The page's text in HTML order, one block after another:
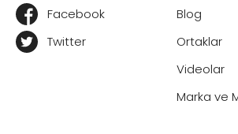
Facebook
Twitter
Blog
Ortaklar
Videolar
Marka ve